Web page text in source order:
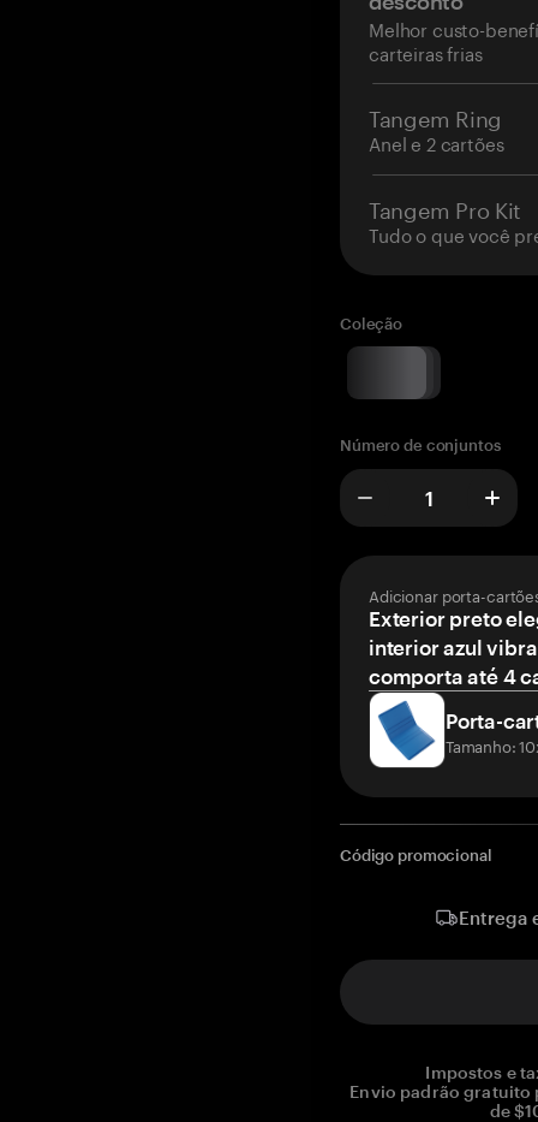
Melhor custo-
carteiras frias
Tangem Ring
Anel e 2 cartões
Tangem Pro Kit
Tudo o que você
Coleção
Número de conjuntos
Adicionar porta-
Exterior preto
interior azul
comporta até 4
Porta-
Tamanho:
Código promocional
Entrega
Impostos e
Envio padrão gratuito
de